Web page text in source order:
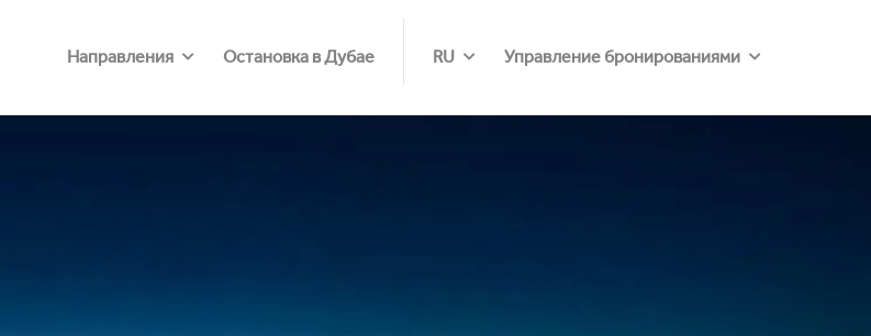
Направления Остановка в Дубае RU Управление бронированиями